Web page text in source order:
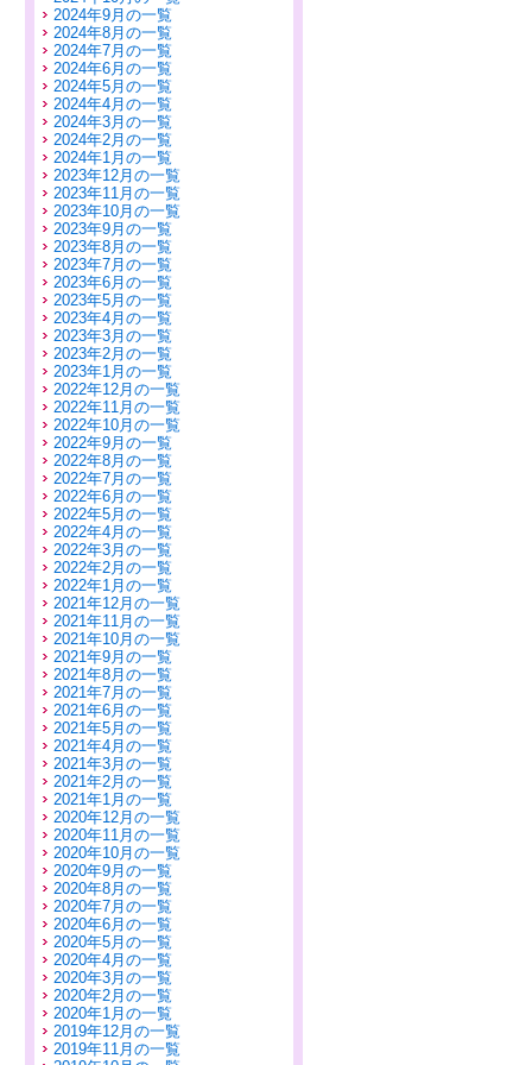
2024年9月の一覧
2024年8月の一覧
2024年7月の一覧
2024年6月の一覧
2024年5月の一覧
2024年4月の一覧
2024年3月の一覧
2024年2月の一覧
2024年1月の一覧
2023年12月の一覧
2023年11月の一覧
2023年10月の一覧
2023年9月の一覧
2023年8月の一覧
2023年7月の一覧
2023年6月の一覧
2023年5月の一覧
2023年4月の一覧
2023年3月の一覧
2023年2月の一覧
2023年1月の一覧
2022年12月の一覧
2022年11月の一覧
2022年10月の一覧
2022年9月の一覧
2022年8月の一覧
2022年7月の一覧
2022年6月の一覧
2022年5月の一覧
2022年4月の一覧
2022年3月の一覧
2022年2月の一覧
2022年1月の一覧
2021年12月の一覧
2021年11月の一覧
2021年10月の一覧
2021年9月の一覧
2021年8月の一覧
2021年7月の一覧
2021年6月の一覧
2021年5月の一覧
2021年4月の一覧
2021年3月の一覧
2021年2月の一覧
2021年1月の一覧
2020年12月の一覧
2020年11月の一覧
2020年10月の一覧
2020年9月の一覧
2020年8月の一覧
2020年7月の一覧
2020年6月の一覧
2020年5月の一覧
2020年4月の一覧
2020年3月の一覧
2020年2月の一覧
2020年1月の一覧
2019年12月の一覧
2019年11月の一覧